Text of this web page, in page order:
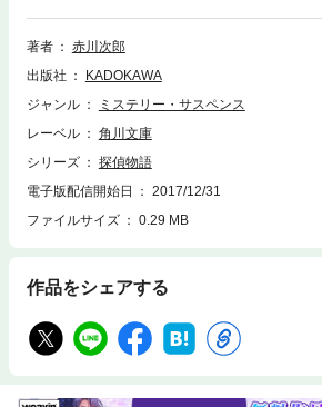
もりだ。物語はたった５日の間――。ギャングの
元妻、刑事達が入り乱れて……。中年探偵とフレ
著者
赤川次郎
出版社
KADOKAWA
ジャンル
ミステリー・サスペンス
レーベル
角川文庫
シリーズ
探偵物語
電子版配信開始日
2017/12/31
ファイルサイズ
0.29 MB
作品をシェアする